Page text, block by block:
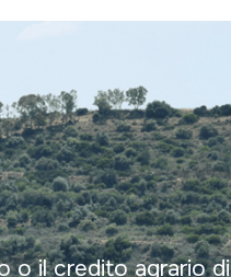
o il credito agrario di